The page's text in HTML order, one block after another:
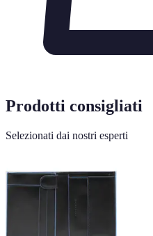
Prodotti consigliati
Selezionati dai nostri esperti